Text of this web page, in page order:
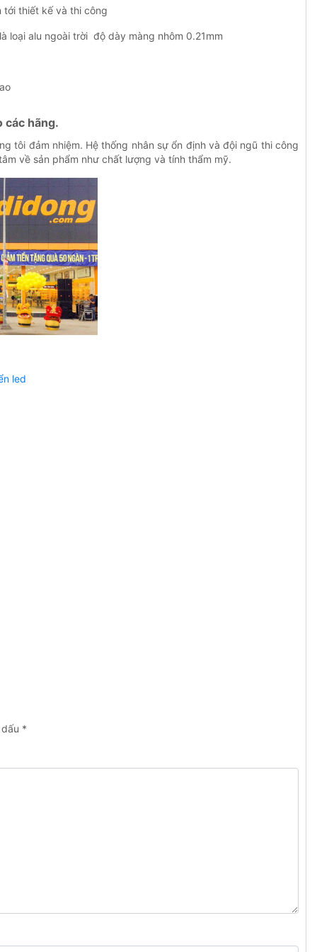
tới thiết kế và thi công
loại alu ngoài trời độ dày màng nhôm 0.21mm
các hãng.
tôi đảm nhiệm. Hệ thống nhân sự ổn định và đội ngũ thi công
về sản phẩm như chất lượng và tính thẩm mỹ.
led
*